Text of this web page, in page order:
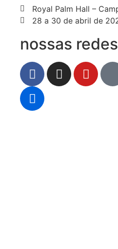
Royal Palm Hall –
28 a 30 de abril de
nossas redes